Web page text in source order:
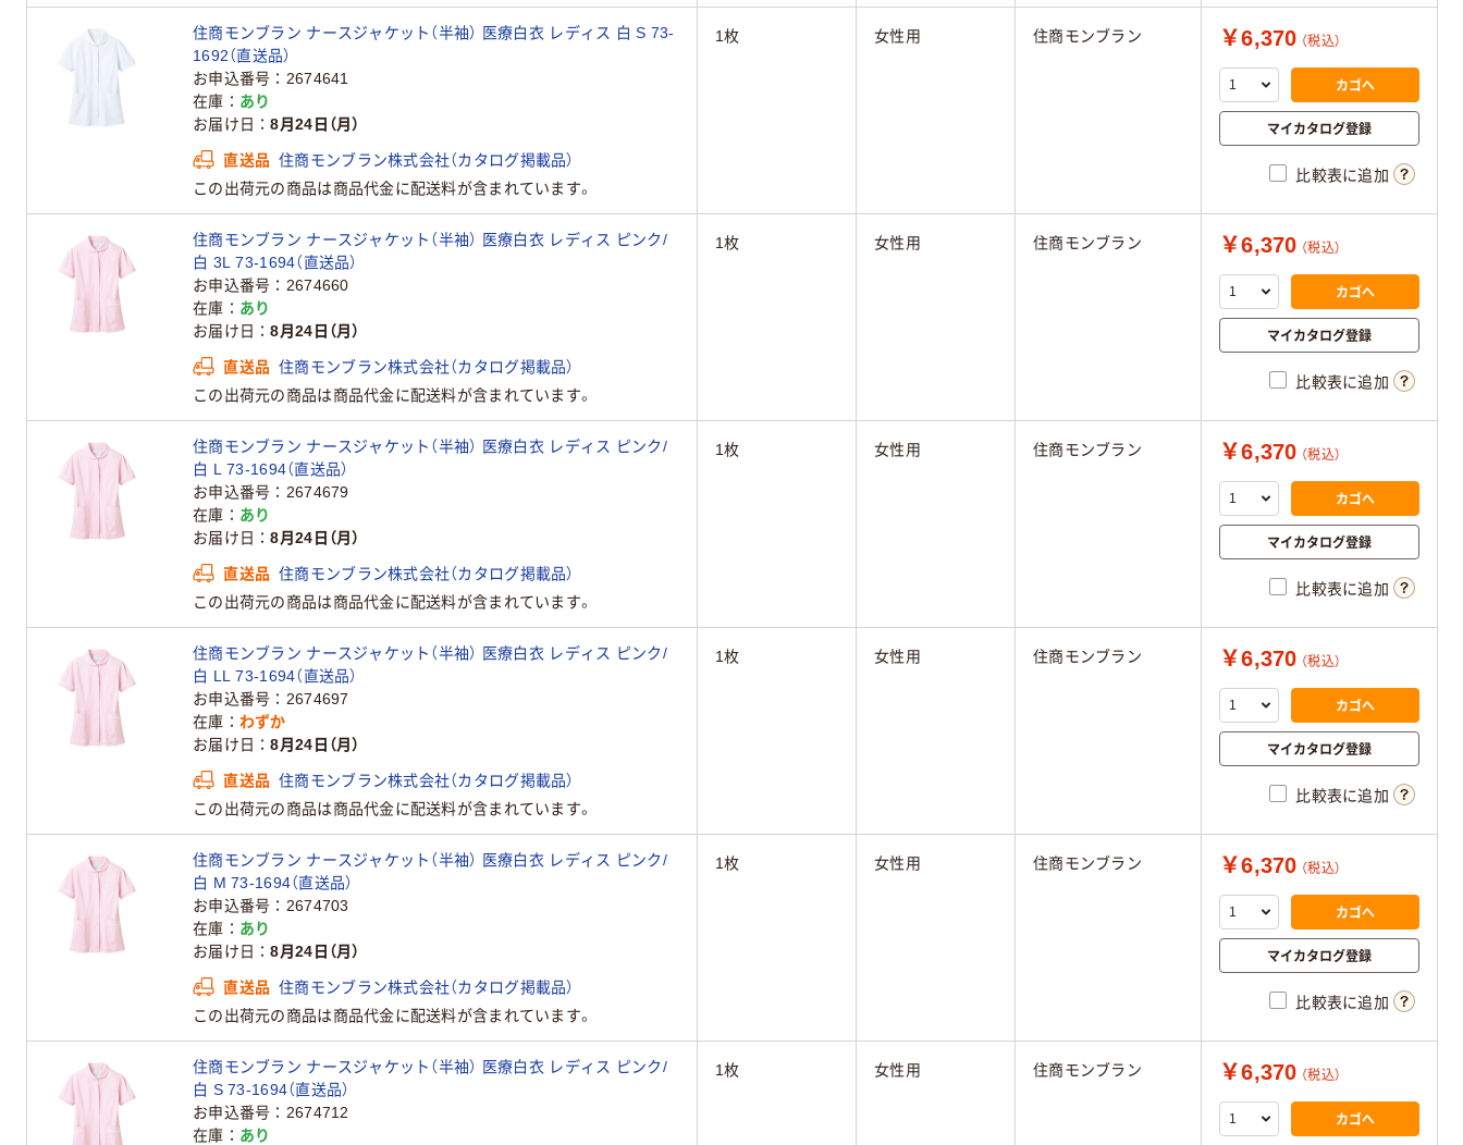
住商モンブラン ナースジャケット（半袖） 医療白衣 レディス 白 S 73-
1692（直送品）
お申込番号
2674641
在庫
あり
お届け日
8月24日（月）
直送品 住商モンブラン株式会社（カタログ掲載品）
この出荷元の商品は商品代金に配送料が含まれています。
1枚 女性用 住商モンブラン ￥6,370 （税込）
カゴへ
マイカタログ登録
比較表に追加
住商モンブラン ナースジャケット（半袖） 医療白衣 レディス ピンク/
白 3L 73-1694（直送品）
お申込番号
2674660
在庫
あり
お届け日
8月24日（月）
直送品 住商モンブラン株式会社（カタログ掲載品）
この出荷元の商品は商品代金に配送料が含まれています。
1枚 女性用 住商モンブラン ￥6,370 （税込）
カゴへ
マイカタログ登録
比較表に追加
住商モンブラン ナースジャケット（半袖） 医療白衣 レディス ピンク/
白 L 73-1694（直送品）
お申込番号
2674679
在庫
あり
お届け日
8月24日（月）
直送品 住商モンブラン株式会社（カタログ掲載品）
この出荷元の商品は商品代金に配送料が含まれています。
1枚 女性用 住商モンブラン ￥6,370 （税込）
カゴへ
マイカタログ登録
比較表に追加
住商モンブラン ナースジャケット（半袖） 医療白衣 レディス ピンク/
白 LL 73-1694（直送品）
お申込番号
2674697
在庫
わずか
お届け日
8月24日（月）
直送品 住商モンブラン株式会社（カタログ掲載品）
この出荷元の商品は商品代金に配送料が含まれています。
1枚 女性用 住商モンブラン ￥6,370 （税込）
カゴへ
マイカタログ登録
比較表に追加
住商モンブラン ナースジャケット（半袖） 医療白衣 レディス ピンク/
白 M 73-1694（直送品）
お申込番号
2674703
在庫
あり
お届け日
8月24日（月）
直送品 住商モンブラン株式会社（カタログ掲載品）
この出荷元の商品は商品代金に配送料が含まれています。
1枚 女性用 住商モンブラン ￥6,370 （税込）
カゴへ
マイカタログ登録
比較表に追加
住商モンブラン ナースジャケット（半袖） 医療白衣 レディス ピンク/
白 S 73-1694（直送品）
お申込番号
2674712
在庫
あり
1枚 女性用 住商モンブラン ￥6,370 （税込）
カゴへ